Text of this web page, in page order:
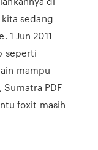
sedang
1 Jun 2011
seperti
mampu
PDF
foxit masih